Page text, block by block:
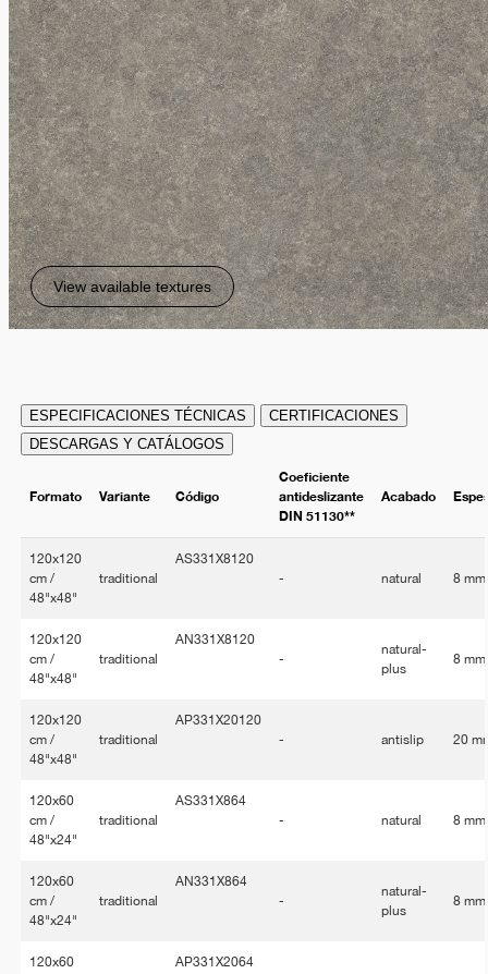
View available textures
ESPECIFICACIONES TÉCNICAS
CERTIFICACIONES
DESCARGAS Y CATÁLOGOS
Formato Variante Código
Coeficiente
antideslizante
DIN 51130**
Acabado
120x120
cm /
48"x48"
traditional
AS331X8120
-
natural 8 mm
120x120
cm /
48"x48"
traditional
AN331X8120
-
natural-
plus
8 mm
120x120
cm /
48"x48"
traditional
AP331X20120
-
antislip 20
120x60
cm /
48"x24"
traditional
AS331X864
-
natural 8 mm
120x60
cm /
48"x24"
traditional
AN331X864
-
natural-
plus
8 mm
120x60
AP331X2064